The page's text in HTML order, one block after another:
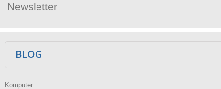
Newsletter
BLOG
Komputer